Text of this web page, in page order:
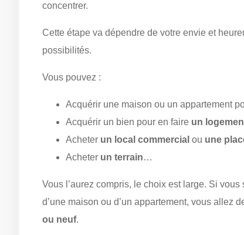
concentrer.
Cette étape va dépendre de votre envie et
possibilités.
Vous pouvez :
Acquérir une maison ou un appartement
Acquérir un bien pour en faire un
Acheter un local commercial ou une
Acheter un terrain…
Vous l’aurez compris, le choix est large. Si
d’une maison ou d’un appartement, vous allez
ou neuf.